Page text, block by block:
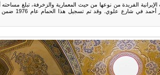
مربع، ويقع في مدينة كاشان، في حي